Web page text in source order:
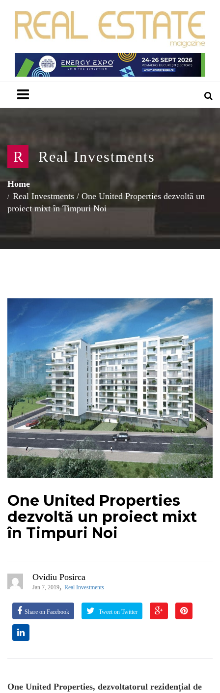
R Real Investments
Home
Real Investments / One United Properties dezvoltă un
proiect mixt în Timpuri Noi
One United Properties
dezvoltă un proiect mixt
în Timpuri Noi
Ovidiu Posirca
Jan 7, 2019, Real Investments
Share on Facebook Tweet on Twitter
One United Properties, dezvoltatorul rezidențial de